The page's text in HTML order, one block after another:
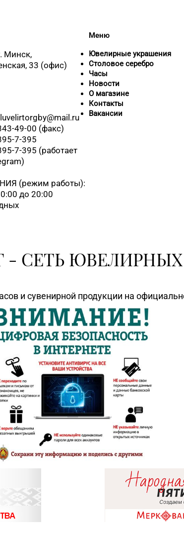
8 (0174)
8 (0214) 75-
8 (0232) 33-
8 (0232) 33-
8 (0232) 31-
8 (02340) 3-
Минск,
33 (офис)
49-00 (факс)
7-395
7-395 (работает
(режим работы):
до 20:00
Меню
Ювелирные украшения
Столовое серебро
Часы
Новости
О магазине
Контакты
Вакансии
- СЕТЬ
и сувенирной продукции на